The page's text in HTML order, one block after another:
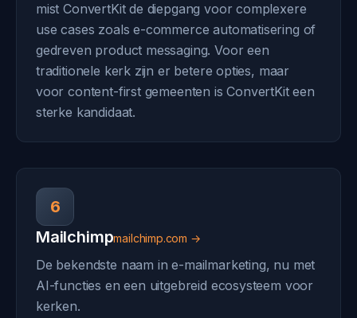
mist ConvertKit de diepgang voor complexere
use cases zoals e-commerce automatisering of
gedreven product messaging. Voor een
traditionele kerk zijn er betere opties, maar
voor content-first gemeenten is ConvertKit een
sterke kandidaat.
6
Mailchimpmailchimp.com →
De bekendste naam in e-mailmarketing, nu met
AI-functies en een uitgebreid ecosysteem voor
kerken.